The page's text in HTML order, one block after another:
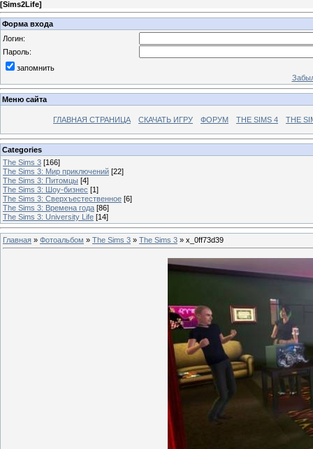
[Sims2Life]
Форма входа
Логин:
Пароль:
запомнить
Меню сайта
ГЛАВНАЯ СТРАНИЦА СКАЧАТЬ ИГРУ ФОРУМ THE SIMS 4 THE
Categories
The Sims 3 [166]
The Sims 3: Мир приключений [22]
The Sims 3: Питомцы [4]
The Sims 3: Шоу-бизнес [1]
The Sims 3: Сверхъестественное [6]
The Sims 3: Времена года [86]
The Sims 3: University Life [14]
Главная » Фотоальбом » The Sims 3 » The Sims 3 » x_0ff73d39